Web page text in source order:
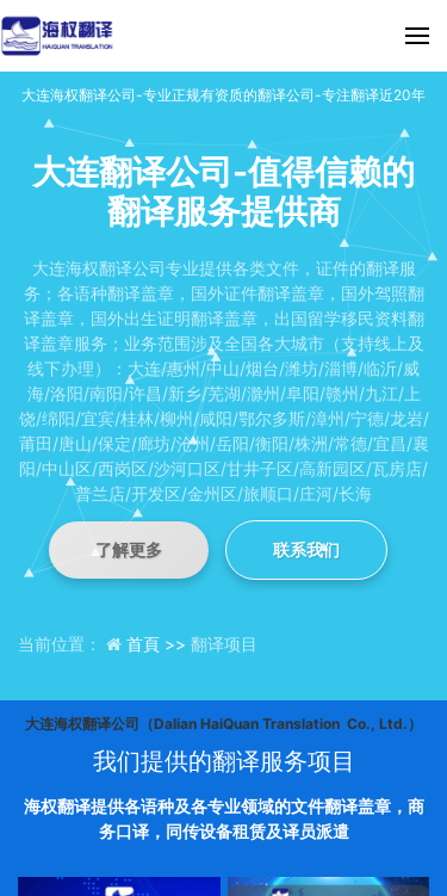
大连海权翻译公司-专业正规有资质的翻译公司-专注翻译近20年
大连翻译公司-值得信赖的
翻译服务提供商
大连海权翻译公司专业提供各类文件，证件的翻译服
务；各语种翻译盖章，国外证件翻译盖章，国外驾照翻
译盖章，国外出生证明翻译盖章，出国留学移民资料翻
译盖章服务；业务范围涉及全国各大城市（支持线上及
线下办理）：大连/惠州/中山/烟台/潍坊/淄博/临沂/威
海/洛阳/南阳/许昌/新乡/芜湖/滁州/阜阳/赣州/九江/上
饶/绵阳/宜宾/桂林/柳州/咸阳/鄂尔多斯/漳州/宁德/龙岩/
莆田/唐山/保定/廊坊/沧州/岳阳/衡阳/株洲/常德/宜昌/襄
阳/中山区/西岗区/沙河口区/甘井子区/高新园区/瓦房店/
普兰店/开发区/金州区/旅顺口/庄河/长海
了解更多 联系我们
当前位置： 首頁 >> 翻译项目
大连海权翻译公司（Dalian HaiQuan Translation Co., Ltd.）
我们提供的翻译服务项目
海权翻译提供各语种及各专业领域的文件翻译盖章，商
务口译，同传设备租赁及译员派遣